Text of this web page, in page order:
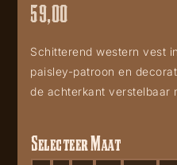
59,00
Schitterend western vest
paisley-patroon en
de achterkant verstelbaar
Selecteer Maat